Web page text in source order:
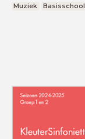
Muziek Basisschool